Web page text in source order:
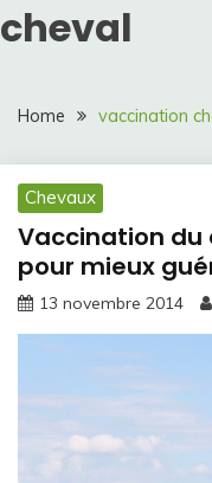
cheval
Home vaccination
Chevaux
Vaccination du
pour mieux
13 novembre 2014